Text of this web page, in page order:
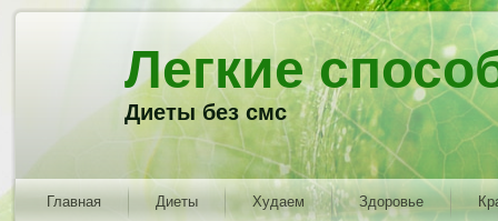
Легкие
Диеты без смс
Главная Диеты Худаем Здоровье